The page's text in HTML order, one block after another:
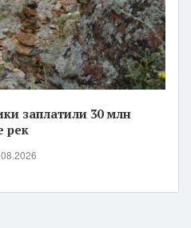
заплатили 30 млн
рек